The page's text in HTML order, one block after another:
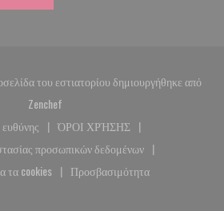
του εστιατορίου δημιουργήθηκε από
Zenchef((ανοίγει σε νέο παράθυρο))
((ανοίγει σε νέο παράθυρο))
ΌΡΟΙ ΧΡΉΣΗΣ
((ανοίγει σε νέο
προσωπικών δεδομένων
((ανοίγει σε νέο παράθυρο))
τα cookies
((ανοίγει σε νέο παράθυρο))
Προσβασιμότητα
((ανοίγει σε νέο